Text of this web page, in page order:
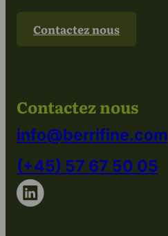
Contactez nous
Contactez nous
info@berrifine.com
(+45) 57 67 50 05